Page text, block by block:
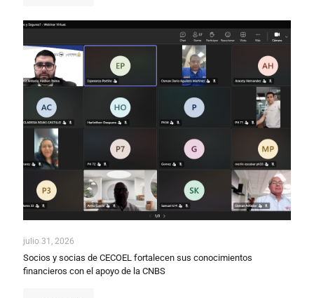
julio 31, 2026
Socios y socias de CECOEL fortalecen sus conocimientos
financieros con el apoyo de la CNBS